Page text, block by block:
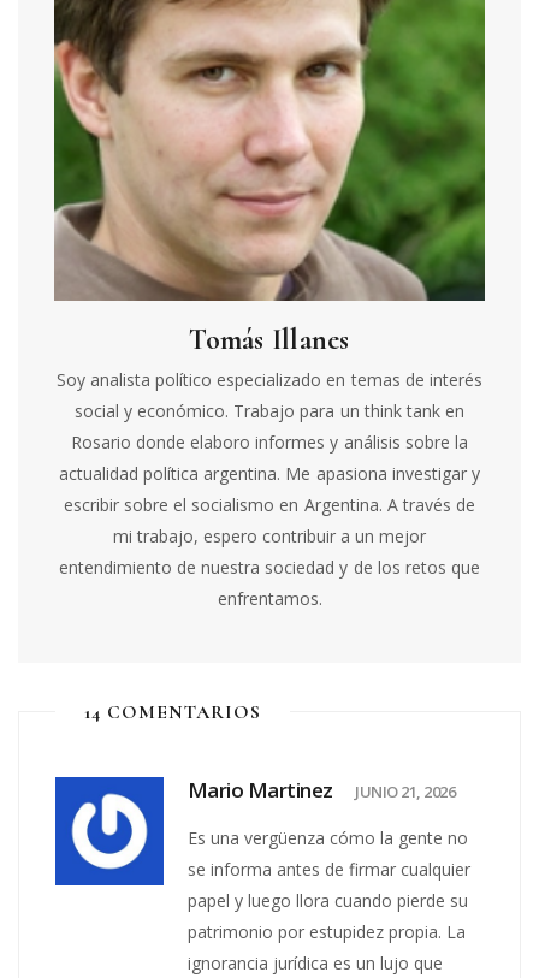
Tomás Illanes
Soy analista político especializado en temas de interés
social y económico. Trabajo para un think tank en
Rosario donde elaboro informes y análisis sobre la
actualidad política argentina. Me apasiona investigar y
escribir sobre el socialismo en Argentina. A través de
mi trabajo, espero contribuir a un mejor
entendimiento de nuestra sociedad y de los retos que
enfrentamos.
14 COMENTARIOS
Mario Martinez JUNIO 21, 2026
Es una vergüenza cómo la gente no
se informa antes de firmar cualquier
papel y luego llora cuando pierde su
patrimonio por estupidez propia. La
ignorancia jurídica es un lujo que